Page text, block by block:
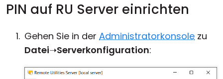
PIN auf RU Server einrichten
Gehen Sie in der Administratorkonsole zu
Datei➝Serverkonfiguration: